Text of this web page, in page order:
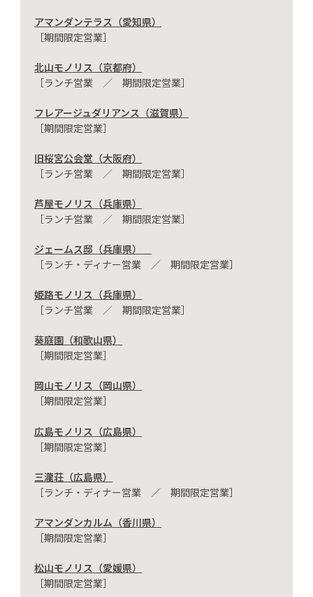
アマンダンテラス（愛知県）
［期間限定営業］
北山モノリス（京都府）
［ランチ営業 ／ 期間限定営業］
フレアージュダリアンス（滋賀県）
［期間限定営業］
旧桜宮公会堂（大阪府）
［ランチ営業 ／ 期間限定営業］
芦屋モノリス（兵庫県）
［ランチ営業 ／ 期間限定営業］
ジェームス邸（兵庫県）
［ランチ・ディナー営業 ／ 期間限定営業］
姫路モノリス（兵庫県）
［ランチ営業 ／ 期間限定営業］
葵庭園（和歌山県）
［期間限定営業］
岡山モノリス（岡山県）
［期間限定営業］
広島モノリス（広島県）
［期間限定営業］
三瀧荘（広島県）
［ランチ・ディナー営業 ／ 期間限定営業］
アマンダンカルム（香川県）
［期間限定営業］
松山モノリス（愛媛県）
［期間限定営業］